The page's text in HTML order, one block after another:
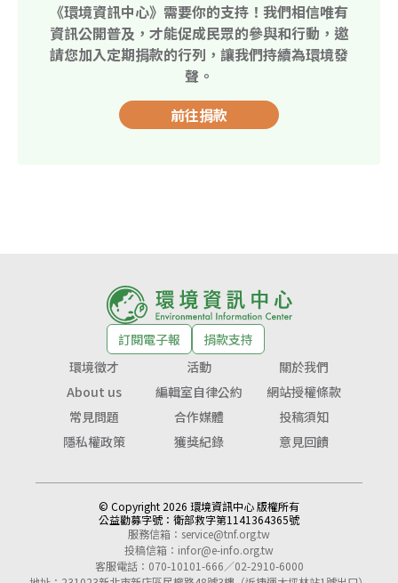
《環境資訊中心》需要你的支持！我們相信唯有
資訊公開普及，才能促成民眾的參與和行動，邀
請您加入定期捐款的行列，讓我們持續為環境發
聲。
前往捐款
訂閱電子報
捐款支持
環境徵才
活動
關於我們
About us
編輯室自律公約
網站授權條款
常見問題
合作媒體
投稿須知
隱私權政策
獲獎紀錄 意見回饋
© Copyright 2026 環境資訊中心 版權所有
公益勸募字號： 衛部救字第1141364365號
服務信箱： service@tnf.org.tw
投稿信箱： infor@e-info.org.tw
客服電話：070-10101-666／02-2910-6000